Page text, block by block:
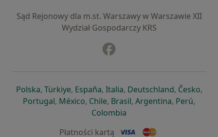
Sąd Rejonowy dla m.st. Warszawy w Warszawie XII
Wydział Gospodarczy KRS
Polskaotwiera się w nowej karcie
, Türkiyeotwiera się w nowej karcie
, Españaotwiera się w nowej karcie
, Italiaotwiera się w nowej
, Deutschlandotwiera się
, Česko,
Portugalotwiera się w nowej karcie
, Méxicootwiera się w nowej karcie
, Chileotwiera się w nowej karcie
, Brasilotwiera się w nowej
, Argentinaotwiera się
, Perú,
Colombia
Płatności kartą